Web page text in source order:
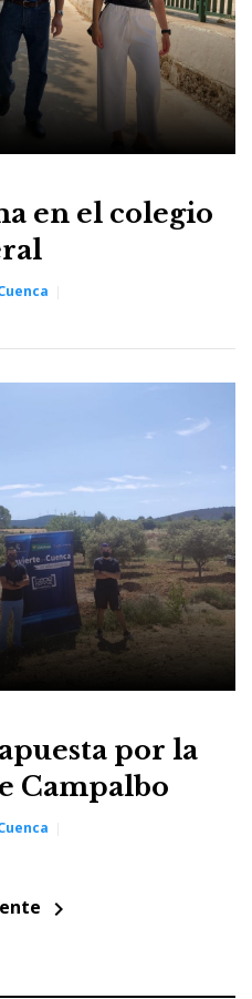
en el colegio
por la
Campalbo
chevron_right